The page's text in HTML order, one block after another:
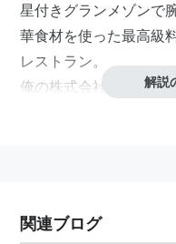
星付きグランメゾンで
華食材を使った最高級
レストラン。
俺の株式会社
が運営。
ベルの「格安フレンチ
解説
関連ブログ